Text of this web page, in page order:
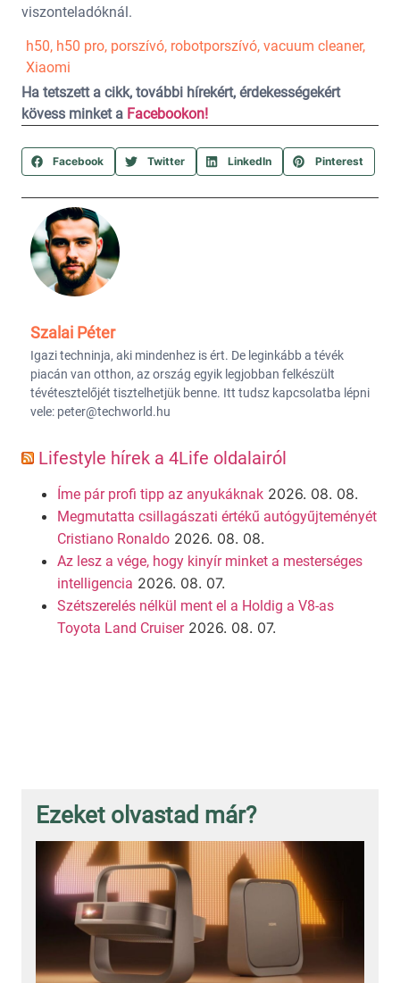
viszonteladóknál.
h50, h50 pro, porszívó, robotporszívó, vacuum cleaner,
Xiaomi
Ha tetszett a cikk, további hírekért, érdekességekért
kövess minket a Facebookon!
Facebook Twitter LinkedIn Pinterest
Szalai Péter
Igazi techninja, aki mindenhez is ért. De leginkább a tévék
piacán van otthon, az ország egyik legjobban felkészült
tévétesztelőjét tisztelhetjük benne. Itt tudsz kapcsolatba lépni
vele: peter@techworld.hu
Lifestyle hírek a 4Life oldalairól
Íme pár profi tipp az anyukáknak 2026. 08. 08.
Megmutatta csillagászati értékű autógyűjteményét
Cristiano Ronaldo 2026. 08. 08.
Az lesz a vége, hogy kinyír minket a mesterséges
intelligencia 2026. 08. 07.
Szétszerelés nélkül ment el a Holdig a V8-as
Toyota Land Cruiser 2026. 08. 07.
Ezeket olvastad már?